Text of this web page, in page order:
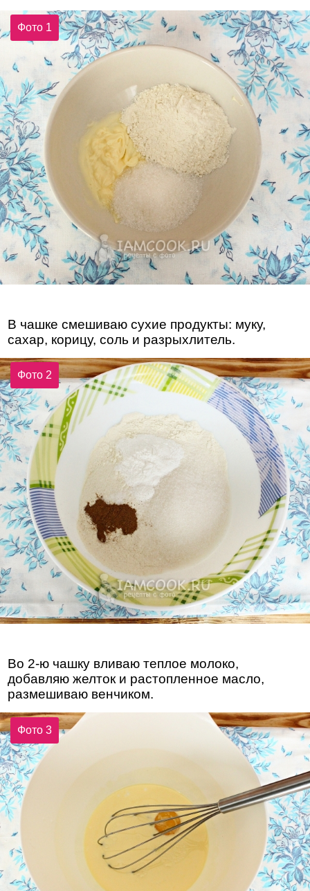
Фото 1
В чашке смешиваю сухие продукты: муку,
сахар, корицу, соль и разрыхлитель.
Фото 2
Во 2-ю чашку вливаю теплое молоко,
добавляю желток и растопленное масло,
размешиваю венчиком.
Фото 3